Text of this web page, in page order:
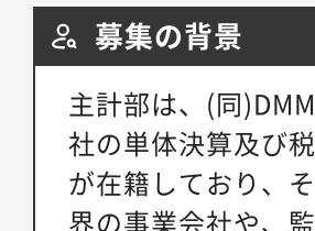
募集の背景
主計部は、(同
社の単体決算及び
が在籍しており、
界の事業会社や、